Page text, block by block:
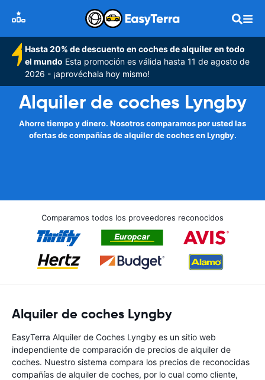
Hasta 20% de descuento en coches de alquiler en todo
el mundo Esta promoción es válida hasta 11 de agosto de
2026 - ¡aprovéchala hoy mismo!
Alquiler de coches Lyngby
Ahorre tiempo y dinero. Nosotros comparamos por usted las
ofertas de compañías de alquiler de coches en Lyngby.
Comparamos todos los proveedores reconocidos
Alquiler de coches Lyngby
EasyTerra Alquiler de Coches Lyngby es un sitio web
independiente de comparación de precios de alquiler de
coches. Nuestro sistema compara los precios de reconocidas
compañías de alquiler de coches, por lo cual como cliente,